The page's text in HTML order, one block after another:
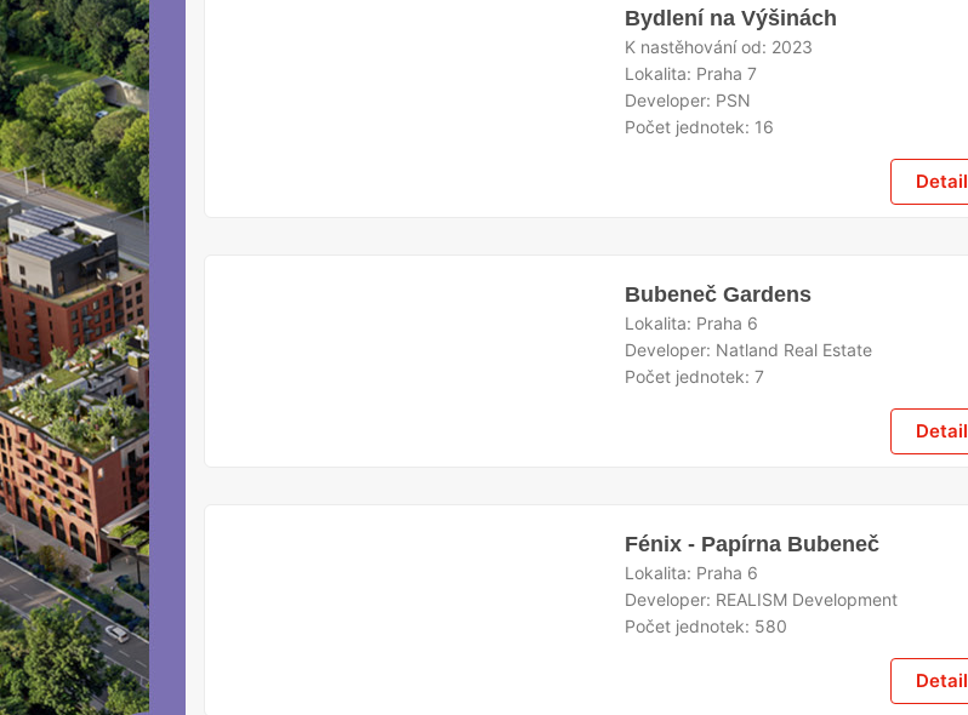
Bydlení na Výšinách
K nastěhování od: 2023
Lokalita: Praha 7
Developer: PSN
Počet jednotek: 16
Detail
Bubeneč Gardens
Lokalita: Praha 6
Developer: Natland Real Estate
Počet jednotek:7
Detail
Fénix - Papírna Bubeneč
Lokalita: Praha 6
Developer: REALISM Development
Počet jednotek: 580
Detail